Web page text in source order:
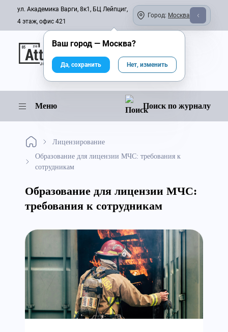
ул. Академика Варги, 8к1, БЦ Лейпциг,
4 этаж, офис 421
Город: Москва
Онлайн-журнал
Меню Поиск по журналу
Лицензирование
Образование для лицензии МЧС: требования к
сотрудникам
Образование для лицензии МЧС:
требования к сотрудникам
Ваш город — Москва?
Да, сохранить Нет, изменить